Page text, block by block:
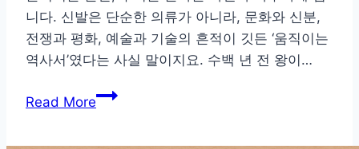
니다. 신발은 단순한 의류가 아니라, 문화와 신분,
전쟁과 평화, 예술과 기술의 흔적이 깃든 ‘움직이는
역사서’였다는 사실 말이지요. 수백 년 전 왕이…
Read More왕